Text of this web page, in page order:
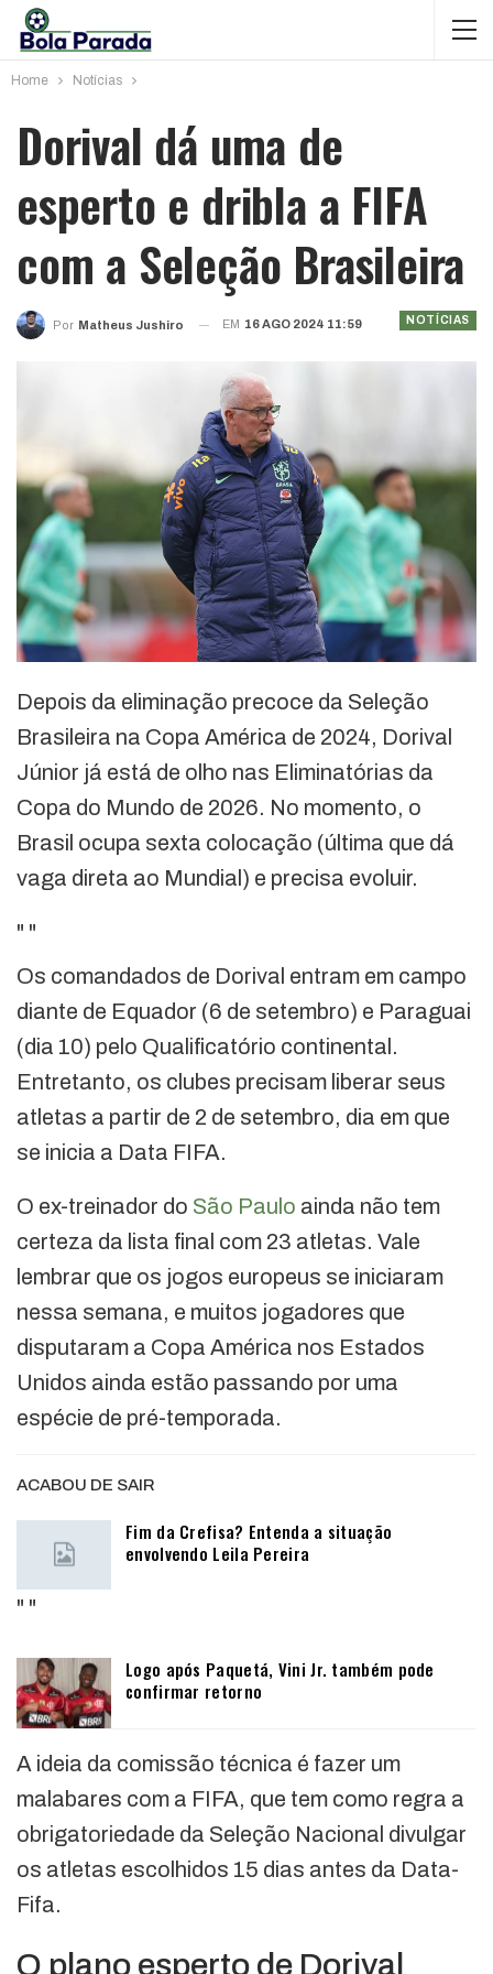
Home Notícias
Dorival dá uma de
esperto e dribla a FIFA
com a Seleção Brasileira
NOTÍCIAS
Por Matheus Jushiro EM 16 AGO 2024 11:59
Depois da eliminação precoce da Seleção
Brasileira na Copa América de 2024, Dorival
Júnior já está de olho nas Eliminatórias da
Copa do Mundo de 2026. No momento, o
Brasil ocupa sexta colocação (última que dá
vaga direta ao Mundial) e precisa evoluir.
" "
Os comandados de Dorival entram em campo
diante de Equador (6 de setembro) e Paraguai
(dia 10) pelo Qualificatório continental.
Entretanto, os clubes precisam liberar seus
atletas a partir de 2 de setembro, dia em que
se inicia a Data FIFA.
O ex-treinador do São Paulo ainda não tem
certeza da lista final com 23 atletas. Vale
lembrar que os jogos europeus se iniciaram
nessa semana, e muitos jogadores que
disputaram a Copa América nos Estados
Unidos ainda estão passando por uma
espécie de pré-temporada.
ACABOU DE SAIR
Fim da Crefisa? Entenda a situação
envolvendo Leila Pereira
" "
Logo após Paquetá, Vini Jr. também pode
confirmar retorno
A ideia da comissão técnica é fazer um
malabares com a FIFA, que tem como regra a
obrigatoriedade da Seleção Nacional divulgar
os atletas escolhidos 15 dias antes da Data-
Fifa.
O plano esperto de Dorival